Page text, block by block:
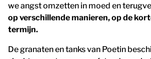
we angst omzetten in moed en
op verschillende manieren, op de
termijn.
De granaten en tanks van Poetin